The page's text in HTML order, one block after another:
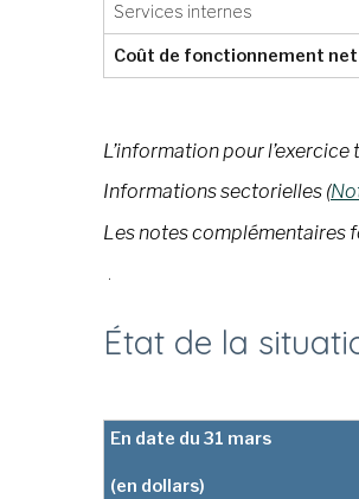
Services internes
Coût de fonctionnement net
L’information pour
Informations sectorielles (
Les notes complémentaires
.
État de la
En date du 31 mars
(en dollars)